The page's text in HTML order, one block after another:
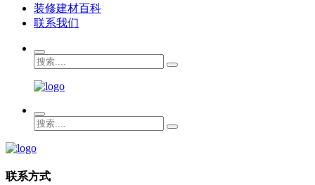
装修建材百科
联系我们
联系方式